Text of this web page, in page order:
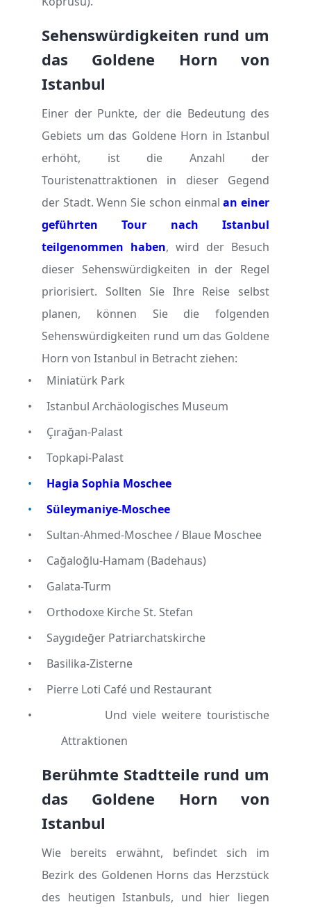
Sehenswürdigkeiten rund um
das Goldene Horn von
Istanbul
Einer der Punkte, der die Bedeutung des
Gebiets um das Goldene Horn in Istanbul
erhöht, ist die Anzahl der
Touristenattraktionen in dieser Gegend
der Stadt. Wenn Sie schon einmalan einer
geführten Tour nach Istanbul
teilgenommen haben, wird der Besuch
dieser Sehenswürdigkeiten in der Regel
priorisiert. Sollten Sie Ihre Reise selbst
planen, können Sie die folgenden
Sehenswürdigkeiten rund um das Goldene
Horn von Istanbul in Betracht ziehen:
•
Miniatürk Park
•
Istanbul Archäologisches Museum
•
Çırağan-Palast
•
Topkapi-Palast
•
Hagia Sophia Moschee
•
Süleymaniye-Moschee
•
Sultan-Ahmed-Moschee / Blaue Moschee
•
Cağaloğlu-Hamam (Badehaus)
•
Galata-Turm
•
Orthodoxe Kirche St. Stefan
•
Saygıdeğer Patriarchatskirche
•
Basilika-Zisterne
•
Pierre Loti Café und Restaurant
•
Und viele weitere touristische
Attraktionen
Berühmte Stadtteile rund um
das Goldene Horn von
Istanbul
Wie bereits erwähnt, befindet sich im
Bezirk des Goldenen Horns das Herzstück
des heutigen Istanbuls, und hier liegen